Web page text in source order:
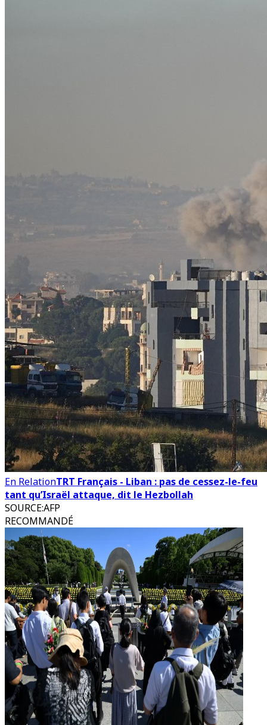
En RelationTRT Français - Liban : pas de cessez-le-feu
tant qu’Israël attaque, dit le Hezbollah
SOURCE:AFP
RECOMMANDÉ